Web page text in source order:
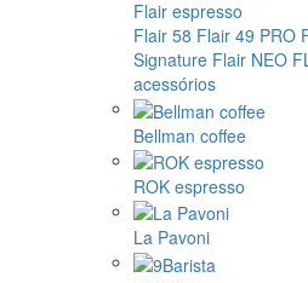
Flair espresso
Flair 58 Flair 49 PRO
Signature Flair NEO
acessórios
Bellman coffee
ROK espresso
La Pavoni